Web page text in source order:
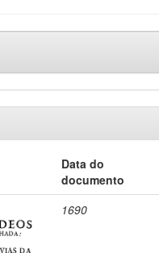
Data do
documento
1690